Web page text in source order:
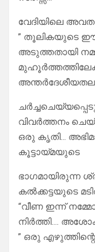
വേദിയിലെ
” തൂലികയുടെ ഈ
അടുത്തതായി
വിവർത്തനം
ഒരു കൃതി…
കൂട്ടായ്മയുടെ
ഭാഗമായിരുന്ന
കൽക്കട്ടയുടെ
“വീണ ഇന്ന്
നിർത്തി….
” ഒരു